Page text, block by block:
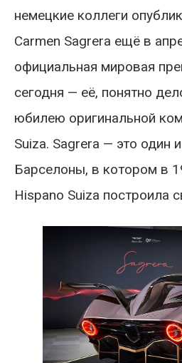
немецкие коллеги
Carmen Sagrera ещё в
официальная мировая
сегодня — её, понятно
юбилею оригинальной
Suiza. Sagrera — это один
Барселоны, в котором в
Hispano Suiza построила